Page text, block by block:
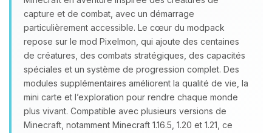
capture et de combat, avec un démarrage
particulièrement accessible. Le cœur du modpack
repose sur le mod Pixelmon, qui ajoute des centaines
de créatures, des combats stratégiques, des capacités
spéciales et un système de progression complet. Des
modules supplémentaires améliorent la qualité de vie, la
mini carte et l’exploration pour rendre chaque monde
plus vivant. Compatible avec plusieurs versions de
Minecraft, notamment Minecraft 1.16.5, 1.20 et 1.21, ce
06/08/2026 à 05:55